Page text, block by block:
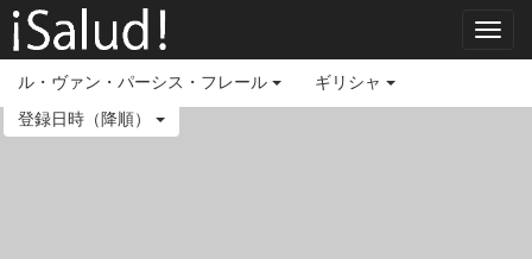
ル・ヴァン・パーシス・フレール
ギリシャ
登録日時（降順）